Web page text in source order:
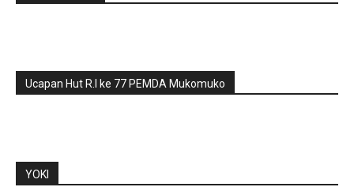
Ucapan Hut R.I ke 77 PEMDA Mukomuko
YOKI